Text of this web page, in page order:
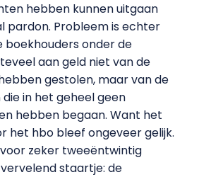
hebben kunnen uitgaan
pardon. Probleem is echter
onder de
aan geld niet van de
gestolen, maar van de
in het geheel geen
hebben begaan. Want het
het hbo bleef ongeveer gelijk.
zeker tweeëntwintig
staartje: de